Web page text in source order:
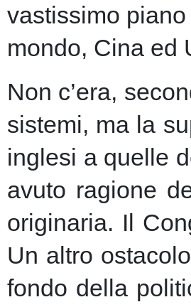
vastissimo
mondo, Cina ed
Non c’era,
sistemi, ma la
inglesi a quelle
avuto ragione
originaria. Il
Un altro
fondo della